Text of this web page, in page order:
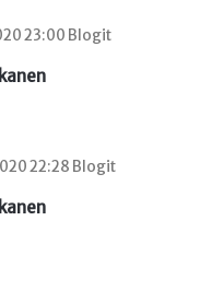
23:00 Blogit
22:28 Blogit